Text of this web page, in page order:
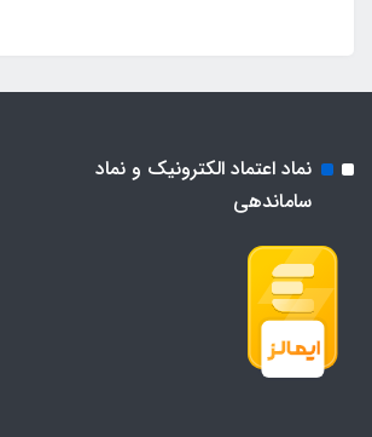
نماد اعتماد الکترونیک و نماد
ساماندهی